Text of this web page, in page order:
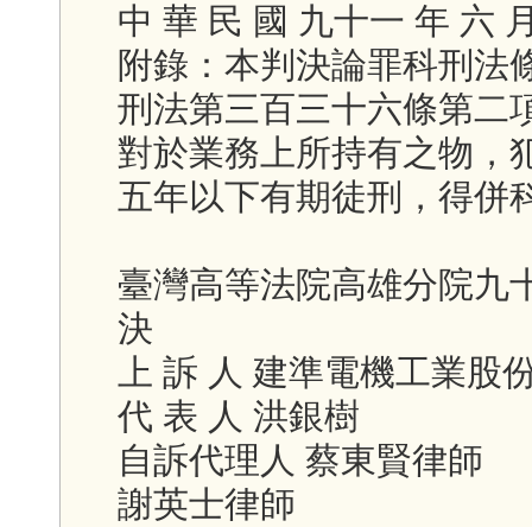
中 華 民 國 九十一 年 六
附錄：本判決論罪科刑法
刑法第三百三十六條第二
對於業務上所持有之物，
五年以下有期徒刑，得併
臺灣高等法院高雄分院九
決
上 訴 人 建準電機工業股
代 表 人 洪銀樹
自訴代理人 蔡東賢律師
謝英士律師